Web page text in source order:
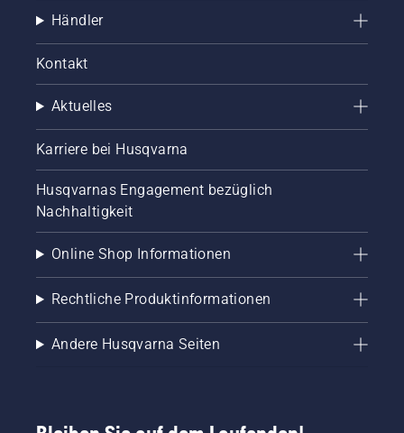
Händler
Kontakt
Aktuelles
Karriere bei Husqvarna
Husqvarnas Engagement bezüglich
Nachhaltigkeit
Online Shop Informationen
Rechtliche Produktinformationen
Andere Husqvarna Seiten